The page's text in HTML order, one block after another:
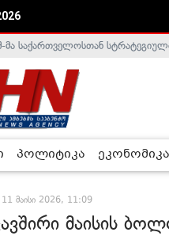
დე-ფაქტო მთავრობა
პოლიტიკა ეკონომიკა
11 მაისი 2026, 11:09
მაისის